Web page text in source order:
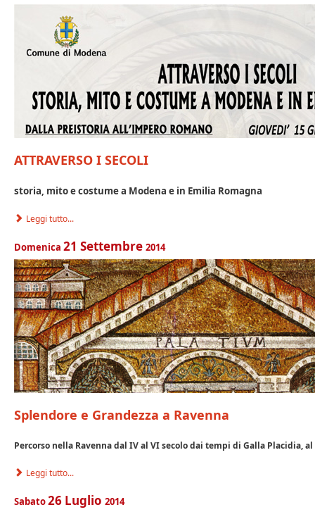
ATTRAVERSO I SECOLI
storia, mito e costume a Modena e in Emilia Romagna
Leggi tutto...
Domenica 21 Settembre 2014
Splendore e Grandezza a Ravenna
Percorso nella Ravenna dal IV al VI secolo dai tempi di Galla Placidia,
Leggi tutto...
Sabato26 Luglio 2014